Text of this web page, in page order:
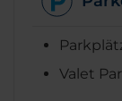
Valet